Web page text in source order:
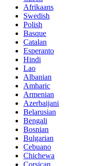
Afrikaans
Swedish
Polish
Basque
Catalan
Esperanto
Hindi
Lao
Albanian
Amharic
Armenian
Azerbaijani
Belarusian
Bengali
Bosnian
Bulgarian
Cebuano
Chichewa
Corsican